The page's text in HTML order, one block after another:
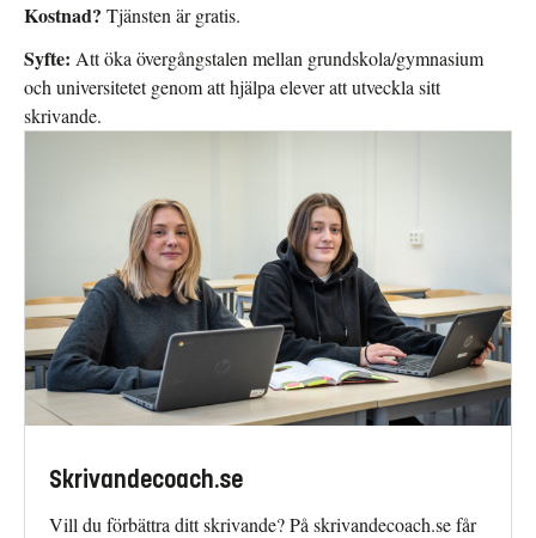
Kostnad? Tjänsten är gratis.
Syfte: Att öka övergångstalen mellan grundskola/gymnasium
och universitetet genom att hjälpa elever att utveckla sitt
skrivande.
Skrivandecoach.se
Vill du förbättra ditt skrivande? På skrivandecoach.se får